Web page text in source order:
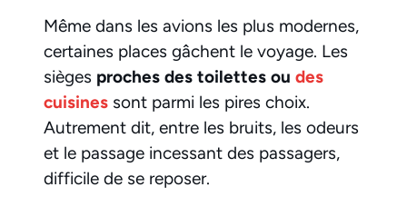
Même dans les avions les plus modernes,
certaines places gâchent le voyage. Les
sièges proches des toilettes ou des
cuisines sont parmi les pires choix.
Autrement dit, entre les bruits, les odeurs
et le passage incessant des passagers,
difficile de se reposer.